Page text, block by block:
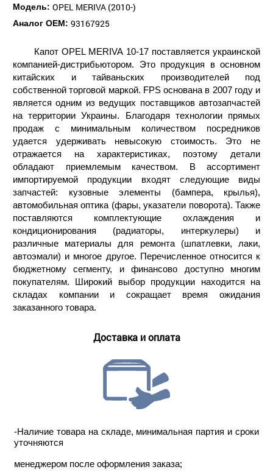
Модель: OPEL MERIVA (2010-)
Аналог ОЕМ: 93167925
Капот OPEL MERIVA 10-17 поставляется украинской
компанией-дистрибьютором. Это продукция в основном
китайских и тайваньских производителей под
собственной торговой маркой. FPS основана в 2007 году и
является одним из ведущих поставщиков автозапчастей
на территории Украины. Благодаря технологии прямых
продаж с минимальным количеством посредников
удается удерживать невысокую стоимость. Это не
отражается на характеристиках, поэтому детали
обладают приемлемым качеством. В ассортимент
импортируемой продукции входят следующие виды
запчастей: кузовные элементы (бампера, крылья),
автомобильная оптика (фары, указатели поворота). Также
поставляются комплектующие охлаждения и
кондиционирования (радиаторы, интеркулеры) и
различные материалы для ремонта (шпатлевки, лаки,
автоэмали) и многое другое. Перечисленное относится к
бюджетному сегменту, и финансово доступно многим
покупателям. Широкий выбор продукции находится на
складах компании и сокращает время ожидания
заказанного товара.
Доставка и оплата
-Наличие товара на складе, минимальная партия и сроки
уточняются
менеджером после оформления заказа;